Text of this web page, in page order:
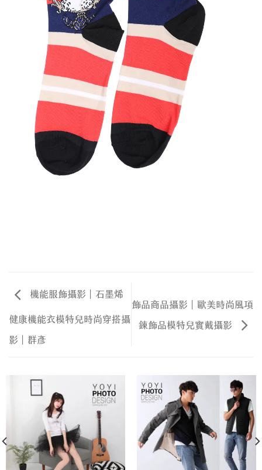
機能服飾攝影｜石墨烯
健康機能衣模特兒時尚穿搭攝
影｜群彥
飾品商品攝影｜歐美時尚風項
鍊飾品模特兒實戴攝影